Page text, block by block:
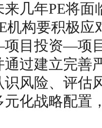
几年PE将面
机构要积极应
目投资—项
通过建立完善
风险、评估
化战略配置